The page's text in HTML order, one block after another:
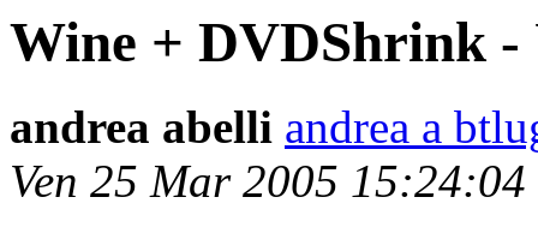
Wine + DVDShrink
andrea abelli andrea a
Ven 25 Mar 2005